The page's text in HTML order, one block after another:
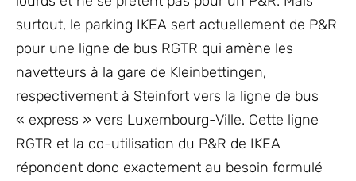
surtout, le parking IKEA sert actuellement de P&R
pour une ligne de bus RGTR qui amène les
navetteurs à la gare de Kleinbettingen,
respectivement à Steinfort vers la ligne de bus
« express » vers Luxembourg-Ville. Cette ligne
RGTR et la co-utilisation du P&R de IKEA
répondent donc exactement au besoin formulé